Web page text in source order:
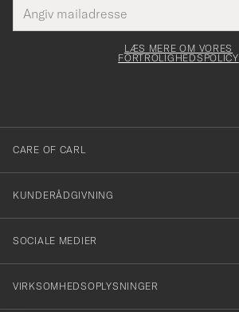
mailadresse
skal
Tack
för
dig
till
vårt
nyhetsbrev!
LÆS MERE OM VORES
FORTROLIGHEDSPOLICY
CARE OF CARL
KUNDERÅDGIVNING
SOCIALE MEDIER
VIRKSOMHEDSOPLYSNINGER